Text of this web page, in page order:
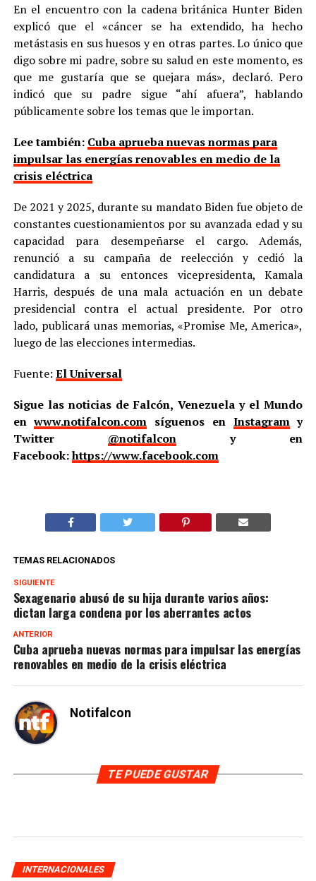
En el encuentro con la cadena británica Hunter Biden
explicó que el «cáncer se ha extendido, ha hecho
metástasis en sus huesos y en otras partes. Lo único que
digo sobre mi padre, sobre su salud en este momento, es
que me gustaría que se quejara más», declaró. Pero
indicó que su padre sigue “ahí afuera”, hablando
públicamente sobre los temas que le importan.
Lee también: Cuba aprueba nuevas normas para
impulsar las energías renovables en medio de la
crisis eléctrica
De 2021 y 2025, durante su mandato Biden fue objeto de
constantes cuestionamientos por su avanzada edad y su
capacidad para desempeñarse el cargo. Además,
renunció a su campaña de reelección y cedió la
candidatura a su entonces vicepresidenta, Kamala
Harris, después de una mala actuación en un debate
presidencial contra el actual presidente. Por otro
lado, publicará unas memorias, «Promise Me, America»,
luego de las elecciones intermedias.
Fuente: El Universal
Sigue las noticias de Falcón, Venezuela y el Mundo
enwww.notifalcon.com síguenos en Instagramy
Twitter @notifalcony en
Facebook:https://www.facebook.com
TEMAS RELACIONADOS
SIGUIENTE
Sexagenario abusó de su hija durante varios años:
dictan larga condena por los aberrantes actos
ANTERIOR
Cuba aprueba nuevas normas para impulsar las energías
renovables en medio de la crisis eléctrica
Notifalcon
TE PUEDE GUSTAR
INTERNACIONALES